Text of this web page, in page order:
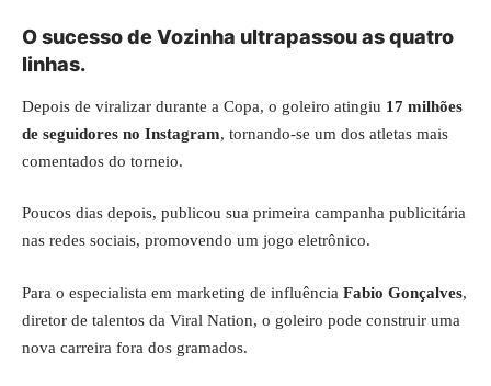
O sucesso de Vozinha ultrapassou as quatro
linhas.
Depois de viralizar durante a Copa, o goleiro atingiu 17 milhões
de seguidores no Instagram, tornando-se um dos atletas mais
comentados do torneio.
Poucos dias depois, publicou sua primeira campanha publicitária
nas redes sociais, promovendo um jogo eletrônico.
Para o especialista em marketing de influência Fabio Gonçalves,
diretor de talentos da Viral Nation, o goleiro pode construir uma
nova carreira fora dos gramados.